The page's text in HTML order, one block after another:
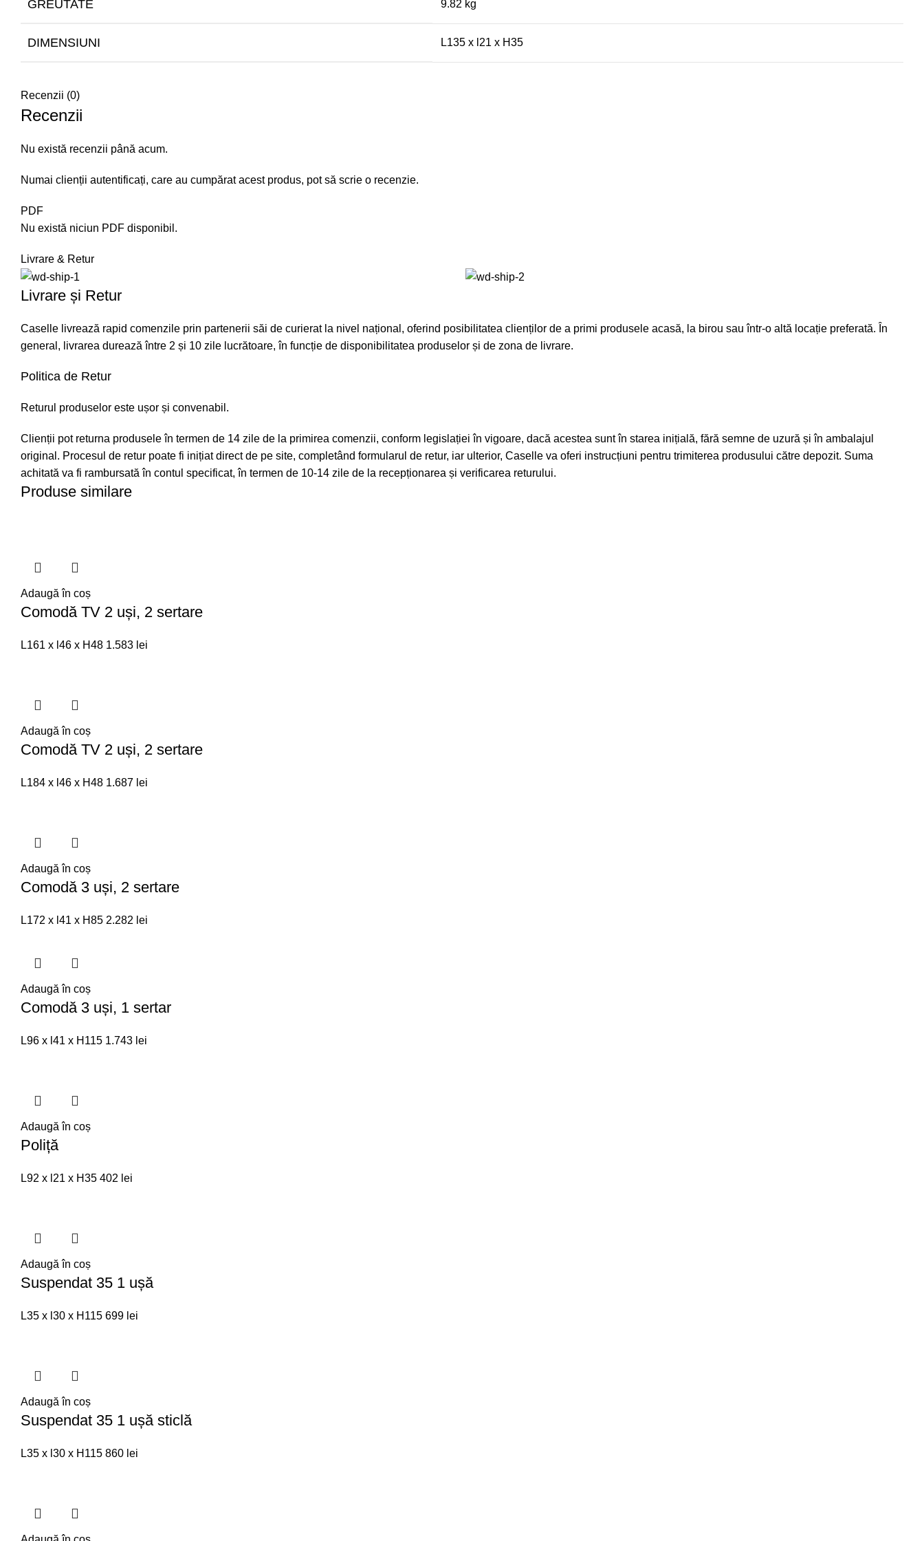
GREUTATE 9.82 kg
DIMENSIUNI L135 x l21 x H35
Recenzii (0)
Recenzii
Nu există recenzii până acum.
Numai clienții autentificați, care au cumpărat acest produs, pot să scrie o recenzie.
PDF
Nu există niciun PDF disponibil.
Livrare & Retur
Livrare și Retur
Caselle livrează rapid comenzile prin partenerii săi de curierat la nivel național, oferind posibilitatea clienților de a primi produsele acasă, la birou sau într-o altă locație preferată. În
general, livrarea durează între 2 și 10 zile lucrătoare, în funcție de disponibilitatea produselor și de zona de livrare.
Politica de Retur
Returul produselor este ușor și convenabil.
Clienții pot returna produsele în termen de 14 zile de la primirea comenzii, conform legislației în vigoare, dacă acestea sunt în starea inițială, fără semne de uzură și în ambalajul
original. Procesul de retur poate fi inițiat direct de pe site, completând formularul de retur, iar ulterior, Caselle va oferi instrucțiuni pentru trimiterea produsului către depozit. Suma
achitată va fi rambursată în contul specificat, în termen de 10-14 zile de la recepționarea și verificarea returului.
Produse similare
Adaugă în coș
Comodă TV 2 uși, 2 sertare
L161 x l46 x H48 1.583 lei
Adaugă în coș
Comodă TV 2 uși, 2 sertare
L184 x l46 x H48 1.687 lei
Adaugă în coș
Comodă 3 uși, 2 sertare
L172 x l41 x H85 2.282 lei
Adaugă în coș
Comodă 3 uși, 1 sertar
L96 x l41 x H115 1.743 lei
Adaugă în coș
Poliță
L92 x l21 x H35 402 lei
Adaugă în coș
Suspendat 35 1 ușă
L35 x l30 x H115 699 lei
Adaugă în coș
Suspendat 35 1 ușă sticlă
L35 x l30 x H115 860 lei